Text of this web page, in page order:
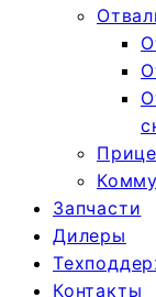
Запчасти
Дилеры
Контакты